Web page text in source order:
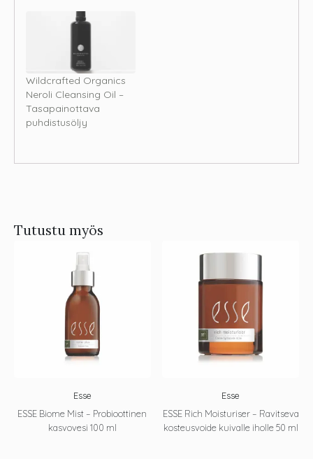
Wildcrafted Organics
Neroli Cleansing Oil –
Tasapainottava
puhdistusöljy
Tutustu myös
Esse
ESSE Biome Mist – Probioottinen
kasvovesi 100 ml
Esse
ESSE Rich Moisturiser – Ravitseva
kosteusvoide kuivalle iholle 50 ml